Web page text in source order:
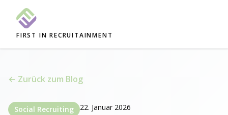
FIRST IN RECRUITAINMENT
← Zurück zum Blog
Social Recruiting 22. Januar 2026